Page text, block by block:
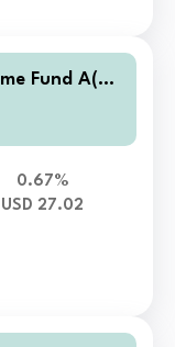
Fund A(ac
0.67%
USD 27.02